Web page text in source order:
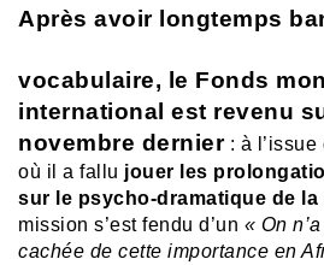
Après avoir longtemps
vocabulaire, le Fonds
international est revenu
novembre dernier: à l’issue
où il a fallu jouer les
sur le psycho-dramatique de
mission s’est fendu d’un « On
cachée de cette importance en